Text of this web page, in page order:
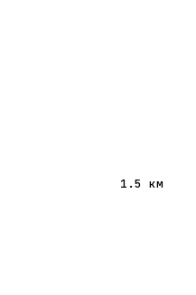
1.5 км